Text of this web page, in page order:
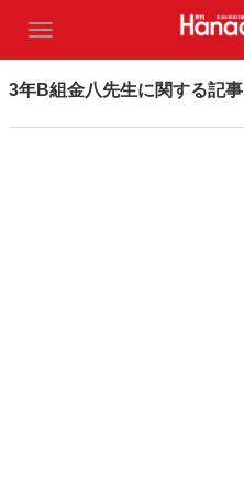
3年B組金八先生に関する記事